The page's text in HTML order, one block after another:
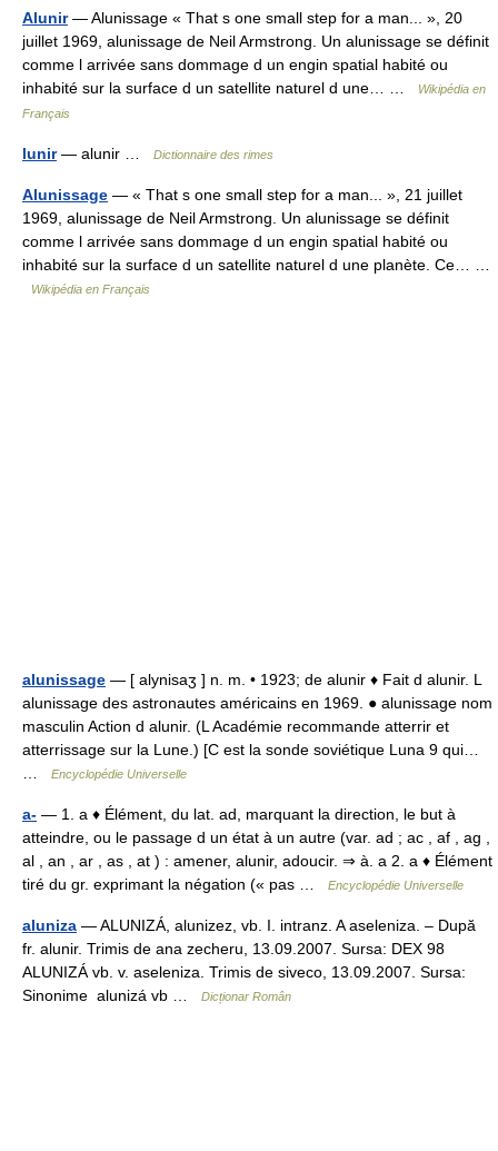
Alunir— Alunissage « That s one small step for a man... », 20
juillet 1969, alunissage de Neil Armstrong. Un alunissage se définit
comme l arrivée sans dommage d un engin spatial habité ou
inhabité sur la surface d un satellite naturel d une… …
Wikipédia en
Français
lunir— alunir … Dictionnaire des rimes
Alunissage — « That s one small step for a man... », 21 juillet
1969, alunissage de Neil Armstrong. Un alunissage se définit
comme l arrivée sans dommage d un engin spatial habité ou
inhabité sur la surface d un satellite naturel d une planète. Ce… …
Wikipédia en Français
alunissage — [ alynisaʒ ] n. m. • 1923; de alunir ♦ Fait d alunir. L
alunissage des astronautes américains en 1969. ● alunissage nom
masculin Action d alunir. (L Académie recommande atterrir et
atterrissage sur la Lune.) [C est la sonde soviétique Luna 9 qui…
Encyclopédie Universelle
a- — 1. a ♦ Élément, du lat. ad, marquant la direction, le but à
atteindre, ou le passage d un état à un autre (var. ad ; ac , af , ag ,
al , an , ar , as , at ) : amener, alunir, adoucir. ⇒ à. a 2. a ♦ Élément
tiré du gr. exprimant la négation (« pas …
Encyclopédie Universelle
aluniza — ALUNIZÁ, alunizez, vb. I. intranz. A aseleniza. – După
fr. alunir. Trimis de ana zecheru, 13.09.2007. Sursa: DEX 98
ALUNIZÁ vb. v. aseleniza. Trimis de siveco, 13.09.2007. Sursa:
Sinonime alunizá vb …
Dicționar Român